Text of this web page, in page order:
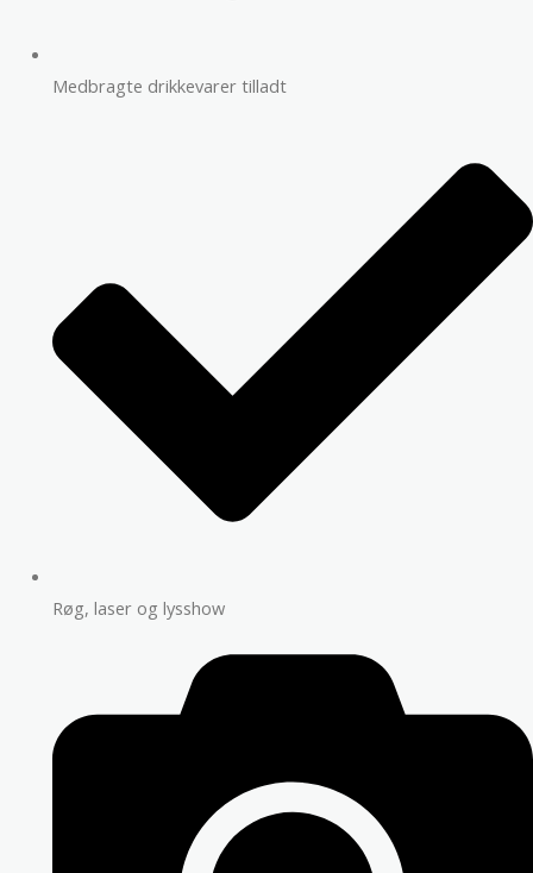
Medbragte drikkevarer tilladt
Røg, laser og lysshow